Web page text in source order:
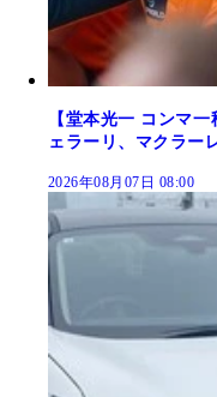
【堂本光一 コンマ
ェラーリ、マクラー
2026年08月07日 08:00